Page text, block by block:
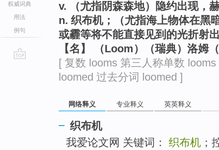
权威词典
用法
例句
v. （尤指阴森森地）隐约出现，
n. 织布机；（尤指海上物体在黑
或霾等将不能直接见到的光折射
【名】 （Loom）（瑞典）洛姆
[ 复数 looms 第三人称单数
loomed 过去分词 loomed ]
网络释义 专业释义 英英释义
织布机
我爱论文网 关键词： 织布机 ；